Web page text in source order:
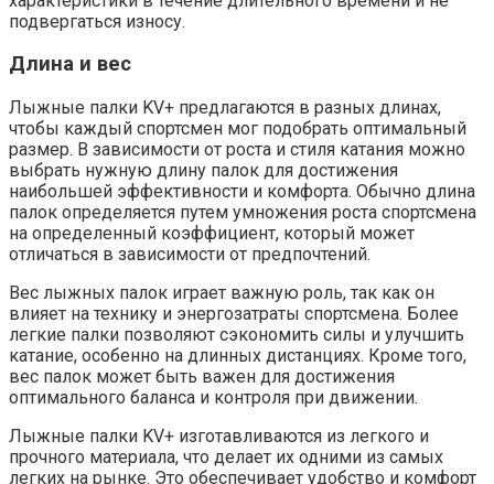
подвергаться износу.
Длина и вес
Лыжные палки KV+ предлагаются в разных длинах,
чтобы каждый спортсмен мог подобрать оптимальный
размер. В зависимости от роста и стиля катания можно
выбрать нужную длину палок для достижения
наибольшей эффективности и комфорта. Обычно длина
палок определяется путем умножения роста спортсмена
на определенный коэффициент, который может
отличаться в зависимости от предпочтений.
Вес лыжных палок играет важную роль, так как он
влияет на технику и энергозатраты спортсмена. Более
легкие палки позволяют сэкономить силы и улучшить
катание, особенно на длинных дистанциях. Кроме того,
вес палок может быть важен для достижения
оптимального баланса и контроля при движении.
Лыжные палки KV+ изготавливаются из легкого и
прочного материала, что делает их одними из самых
легких на рынке. Это обеспечивает удобство и комфорт